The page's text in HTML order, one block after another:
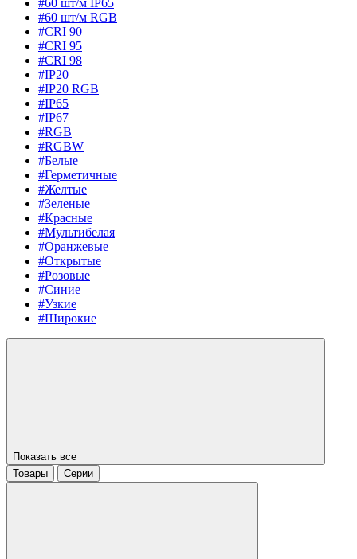
#60 шт/м IP65
#60 шт/м RGB
#CRI 90
#CRI 95
#CRI 98
#IP20
#IP20 RGB
#IP65
#IP67
#RGB
#RGBW
#Белые
#Герметичные
#Желтые
#Зеленые
#Красные
#Мультибелая
#Оранжевые
#Открытые
#Розовые
#Синие
#Узкие
#Широкие
Показать все
Товары
Серии